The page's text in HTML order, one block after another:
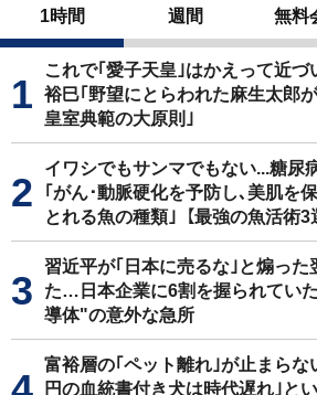
1時間 週間 無料
これで｢愛子天皇｣はかえって近
裕巳｢野望にとらわれた麻生太郎
皇室典範の大原則｣
イワシでもサンマでもない...糖尿
｢がん･動脈硬化を予防し､美肌を
とれる魚の種類｣【最強の魚活術3
習近平が｢日本に売るな｣と煽った
た…日本企業に6割を握られてい
導体"の意外な急所
富裕層の｢ペット離れ｣が止まら
円の血統書付き犬は時代遅れ｣と